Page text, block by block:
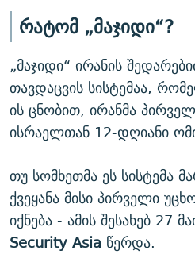
რატომ „მაჯიდი“?
„მაჯიდი“ ირანის
თავდაცვის სისტემაა,
ის ცნობით, ირანმა
ისრაელთან 12-დღიანი
თუ სომხეთმა ეს სისტემა
ქვეყანა მისი პირველი
იქნება - ამის შესახებ 27
Security Asia წერდა.